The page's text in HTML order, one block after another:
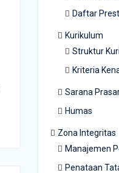
Daftar
Kurikulum
Struktur
Kriteria
Sarana
Humas
Zona Integritas
Manajemen
Penataan